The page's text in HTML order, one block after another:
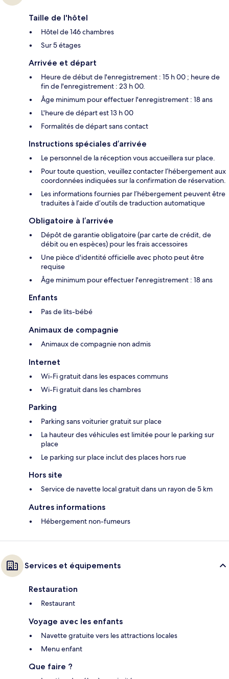
Taille de l'hôtel
Hôtel de 146 chambres
Sur 5 étages
Arrivée et départ
Heure de début de l'enregistrement : 15 h 00 ; heure de
fin de l'enregistrement : 23 h 00.
Âge minimum pour effectuer l'enregistrement : 18 ans
L'heure de départ est 13 h 00
Formalités de départ sans contact
Instructions spéciales d’arrivée
Le personnel de la réception vous accueillera sur place.
Pour toute question, veuillez contacter l’hébergement aux
coordonnées indiquées sur la confirmation de réservation.
Les informations fournies par l’hébergement peuvent être
traduites à l’aide d’outils de traduction automatique
Obligatoire à l’arrivée
Dépôt de garantie obligatoire (par carte de crédit, de
débit ou en espèces) pour les frais accessoires
Une pièce d'identité officielle avec photo peut être
requise
Âge minimum pour effectuer l'enregistrement : 18 ans
Enfants
Pas de lits-bébé
Animaux de compagnie
Animaux de compagnie non admis
Internet
Wi-Fi gratuit dans les espaces communs
Wi-Fi gratuit dans les chambres
Parking
Parking sans voiturier gratuit sur place
La hauteur des véhicules est limitée pour le parking sur
place
Le parking sur place inclut des places hors rue
Hors site
Service de navette local gratuit dans un rayon de 5 km
Autres informations
Hébergement non-fumeurs
Services et équipements
Restauration
Restaurant
Voyage avec les enfants
Navette gratuite vers les attractions locales
Menu enfant
Que faire ?